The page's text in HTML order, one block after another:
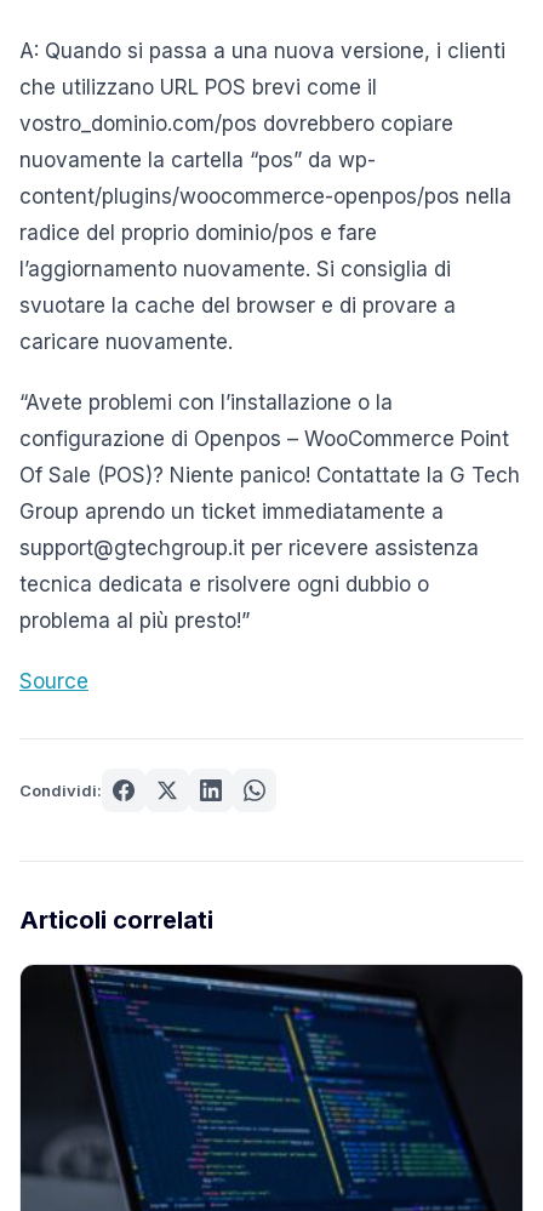
A: Quando si passa a una nuova versione, i clienti
che utilizzano URL POS brevi come il
vostro_dominio.com/pos dovrebbero copiare
nuovamente la cartella “pos” da wp-
content/plugins/woocommerce-openpos/pos nella
radice del proprio dominio/pos e fare
l’aggiornamento nuovamente. Si consiglia di
svuotare la cache del browser e di provare a
caricare nuovamente.
“Avete problemi con l’installazione o la
configurazione di Openpos – WooCommerce Point
Of Sale (POS)? Niente panico! Contattate la G Tech
Group aprendo un ticket immediatamente a
support@gtechgroup.it per ricevere assistenza
tecnica dedicata e risolvere ogni dubbio o
problema al più presto!”
Source
Condividi:
Articoli correlati